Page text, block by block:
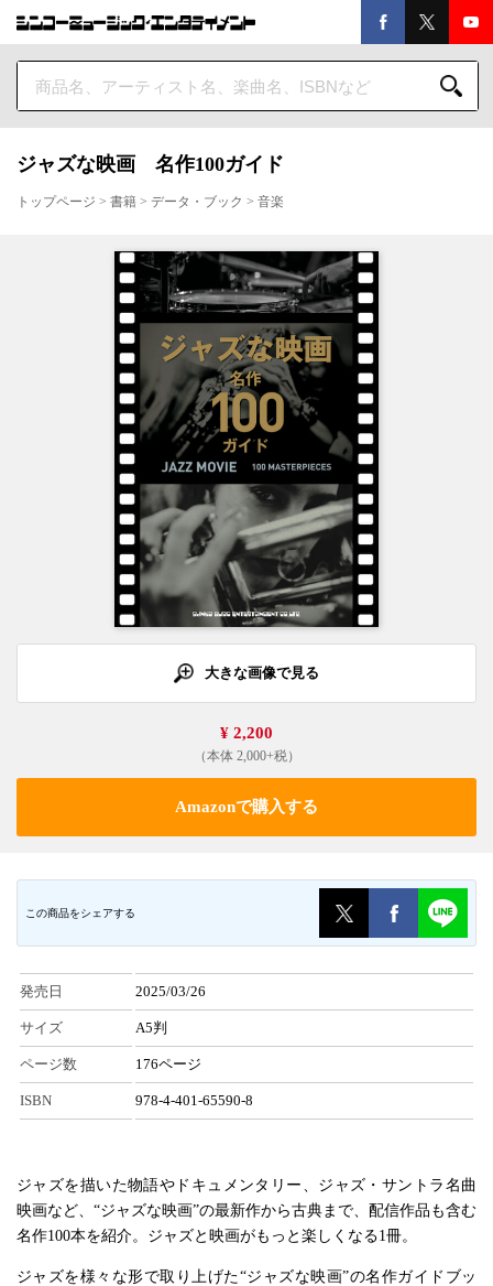
ジャズな映画 名作100ガイド
トップページ > 書籍 > データ・ブック > 音楽
大きな画像で見る
¥ 2,200
（本体 2,000+税）
Amazonで購入する
この商品をシェアする
発売日 2025/03/26
サイズ A5判
ページ数 176ページ
ISBN 978-4-401-65590-8
ジャズを描いた物語やドキュメンタリー、ジャズ・サントラ名曲
映画など、“ジャズな映画”の最新作から古典まで、配信作品も含む
名作100本を紹介。ジャズと映画がもっと楽しくなる1冊。
ジャズを様々な形で取り上げた“ジャズな映画”の名作ガイドブッ